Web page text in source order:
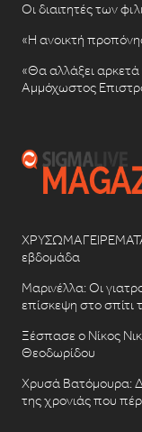
Οι διαιτητές των
«Η ανοικτή
«Θα αλλάξει αρκετά
Αμμόχωστος
εβδομάδα
Μαρινέλλα: Οι
επίσκεψη στο σπίτι
Ξέσπασε ο Νίκος
Θεοδωρίδου
Χρυσά Βατόμουρα:
της χρονιάς που